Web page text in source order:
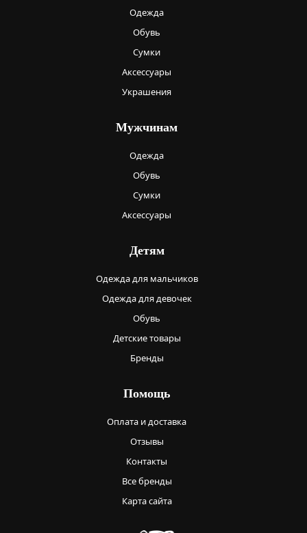
Одежда
Обувь
Сумки
Аксессуары
Украшения
Мужчинам
Одежда
Обувь
Сумки
Аксессуары
Детям
Одежда для мальчиков
Одежда для девочек
Обувь
Детские товары
Бренды
Помощь
Оплата и доставка
Отзывы
Контакты
Все бренды
Карта сайта